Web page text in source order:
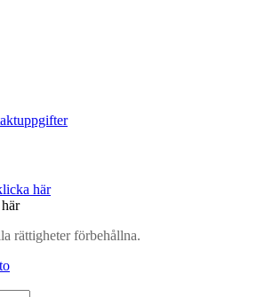
här
här
rättigheter förbehållna.